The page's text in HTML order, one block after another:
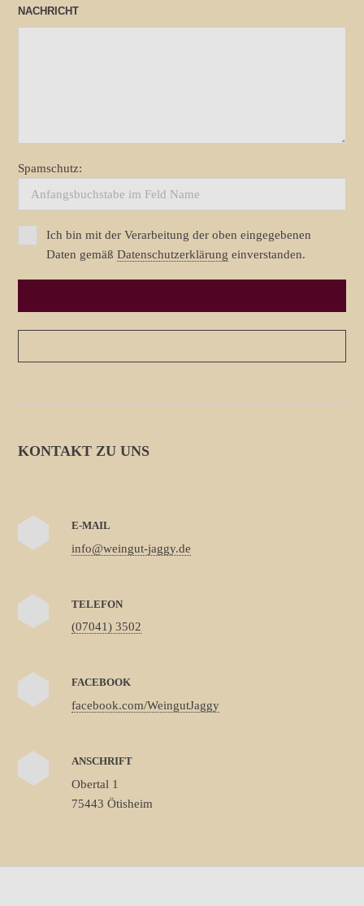
NACHRICHT
Spamschutz:
Ich bin mit der Verarbeitung der oben eingegebenen
Daten gemäßDatenschutzerklärung einverstanden.
KONTAKT ZU UNS
E-MAIL
info@weingut-jaggy.de
TELEFON
(07041) 3502
FACEBOOK
facebook.com/WeingutJaggy
ANSCHRIFT
Obertal 1
75443 Ötisheim